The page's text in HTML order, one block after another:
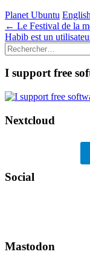
Planet Ubuntu English
Post
navigation
← Le Festival de la
Habib est un
Rechercher :
I support free
Nextcloud
Social
Mastodon